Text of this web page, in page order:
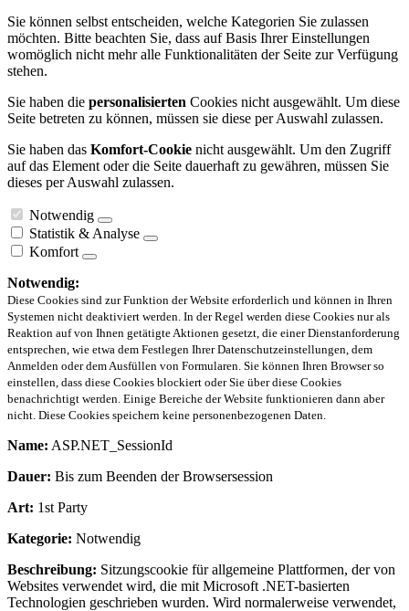
Sie können selbst entscheiden, welche Kategorien Sie zulassen
möchten. Bitte beachten Sie, dass auf Basis Ihrer Einstellungen
womöglich nicht mehr alle Funktionalitäten der Seite zur Verfügung
stehen.
Sie haben die personalisierten Cookies nicht ausgewählt. Um diese
Seite betreten zu können, müssen sie diese per Auswahl zulassen.
Sie haben das Komfort-Cookie nicht ausgewählt. Um den Zugriff
auf das Element oder die Seite dauerhaft zu gewähren, müssen Sie
dieses per Auswahl zulassen.
Notwendig
Statistik & Analyse
Komfort
Notwendig:
Diese Cookies sind zur Funktion der Website erforderlich und können in Ihren
Systemen nicht deaktiviert werden. In der Regel werden diese Cookies nur als
Reaktion auf von Ihnen getätigte Aktionen gesetzt, die einer Dienstanforderung
entsprechen, wie etwa dem Festlegen Ihrer Datenschutzeinstellungen, dem
Anmelden oder dem Ausfüllen von Formularen. Sie können Ihren Browser so
einstellen, dass diese Cookies blockiert oder Sie über diese Cookies
benachrichtigt werden. Einige Bereiche der Website funktionieren dann aber
nicht. Diese Cookies speichern keine personenbezogenen Daten.
Name: ASP.NET_SessionId
Dauer: Bis zum Beenden der Browsersession
Art: 1st Party
Kategorie: Notwendig
Beschreibung: Sitzungscookie für allgemeine Plattformen, der von
Websites verwendet wird, die mit Microsoft .NET-basierten
Technologien geschrieben wurden. Wird normalerweise verwendet,